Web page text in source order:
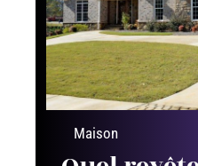
Maison